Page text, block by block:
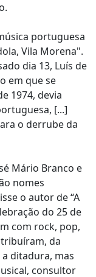
portuguesa
Vila Morena".
dia 13, Luís de
em que se
1974, devia
[...]
o derrube da
Mário Branco e
nomes
o autor de “A
do 25 de
com rock, pop,
da
ditadura, mas
consultor